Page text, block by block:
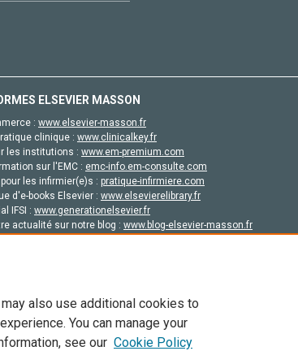
ELSEVIER MASSON
: www.elsevier-masson.fr
clinique : www.clinicalkey.fr
les institutions : www.em-premium.com
sur l'EMC : emc-info.em-consulte.com
pour les infirmier(e)s : pratique-infirmiere.com
d'e-books Elsevier : www.elsevierelibrary.fr
IFSI : www.generationelsevier.fr
actualité sur notre blog : www.blog-elsevier-masson.fr
de licence et ses contributeurs. Tout les droits sont réservés,
tout contenu en libre accès, les conditions de licence
also use additional cookies to
You can manage your
see our Cookie Policy